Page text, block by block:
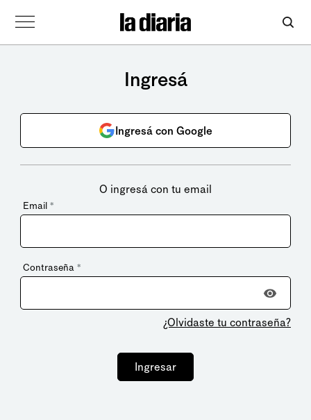
Ingresá
Ingresá con Google
O ingresá con tu email
Email *
Contraseña *
¿Olvidaste tu contraseña?
Ingresar